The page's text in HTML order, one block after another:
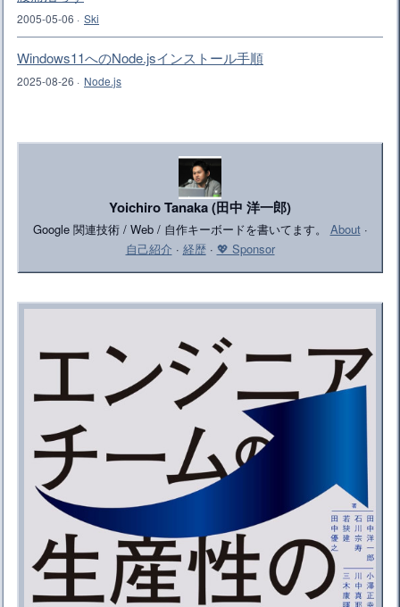
2005-05-06 · Ski
Windows11へのNode.jsインストール手順
2025-08-26 · Node.js
Yoichiro Tanaka (田中 洋一郎)
Google 関連技術 / Web / 自作キーボードを書いてます。 About·
自己紹介 · 経歴· 💖 Sponsor